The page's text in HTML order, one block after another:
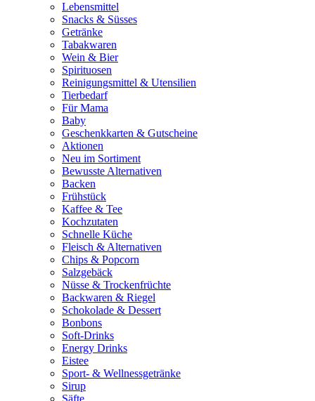
Lebensmittel
Snacks & Süsses
Getränke
Tabakwaren
Wein & Bier
Spirituosen
Reinigungsmittel & Utensilien
Tierbedarf
Für Mama
Baby
Geschenkkarten & Gutscheine
Aktionen
Neu im Sortiment
Bewusste Alternativen
Backen
Frühstück
Kaffee & Tee
Kochzutaten
Schnelle Küche
Fleisch & Alternativen
Chips & Popcorn
Salzgebäck
Nüsse & Trockenfrüchte
Backwaren & Riegel
Schokolade & Dessert
Bonbons
Soft-Drinks
Energy Drinks
Eistee
Sport- & Wellnessgetränke
Sirup
Säfte